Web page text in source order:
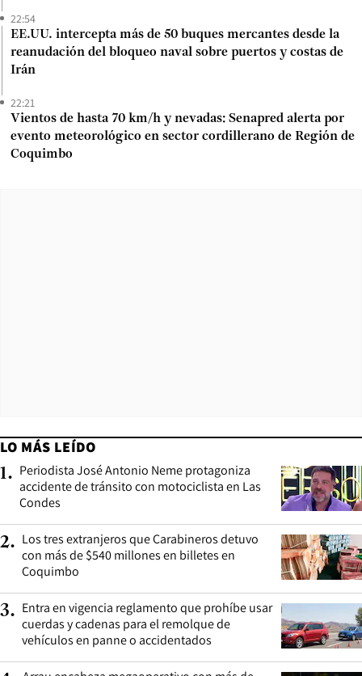
22:54
EE.UU. intercepta más de 50 buques mercantes desde la
reanudación del bloqueo naval sobre puertos y costas de
Irán
22:21
Vientos de hasta 70 km/h y nevadas: Senapred alerta por
evento meteorológico en sector cordillerano de Región de
Coquimbo
LO MÁS LEÍDO
1. Periodista José Antonio Neme protagoniza
accidente de tránsito con motociclista en Las
Condes
2. Los tres extranjeros que Carabineros detuvo
con más de $540 millones en billetes en
Coquimbo
3. Entra en vigencia reglamento que prohíbe usar
cuerdas y cadenas para el remolque de
vehículos en panne o accidentados